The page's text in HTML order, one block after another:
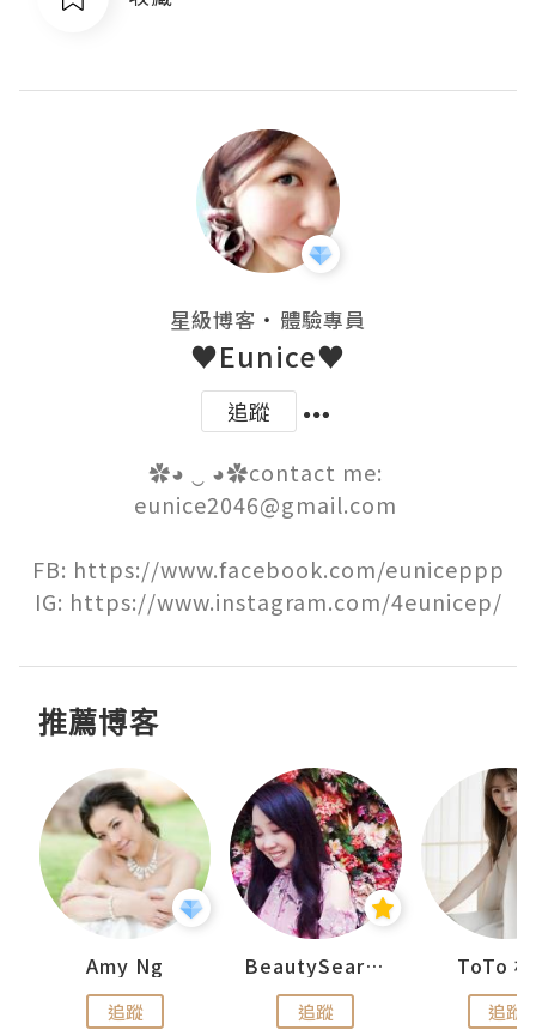
星級博客 ・ 體驗專員
♥Eunice♥
追蹤
✿◕ ‿ ◕✿contact me:
eunice2046@gmail.com
FB: https://www.facebook.com/euniceppp
IG: https://www.instagram.com/4eunicep/
推薦博客
Amy Ng
追蹤
BeautySearch
追蹤
ToTo
追蹤